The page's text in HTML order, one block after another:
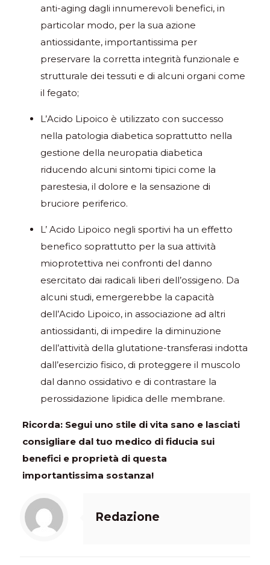
anti-aging dagli innumerevoli benefici, in
particolar modo, per la sua azione
antiossidante, importantissima per
preservare la corretta integrità funzionale e
strutturale dei tessuti e di alcuni organi come
il fegato;
L’Acido Lipoico è utilizzato con successo
nella patologia diabetica soprattutto nella
gestione della neuropatia diabetica
riducendo alcuni sintomi tipici come la
parestesia, il dolore e la sensazione di
bruciore periferico.
L’ Acido Lipoico negli sportivi ha un effetto
benefico soprattutto per la sua attività
mioprotettiva nei confronti del danno
esercitato dai radicali liberi dell’ossigeno. Da
alcuni studi, emergerebbe la capacità
dell’Acido Lipoico, in associazione ad altri
antiossidanti, di impedire la diminuzione
dell’attività della glutatione-transferasi indotta
dall’esercizio fisico, di proteggere il muscolo
dal danno ossidativo e di contrastare la
perossidazione lipidica delle membrane.
Ricorda: Segui uno stile di vita sano e lasciati
consigliare dal tuo medico di fiducia sui
benefici e proprietà di questa
importantissima sostanza!
Redazione